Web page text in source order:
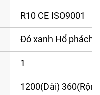
R10 CE ISO9001
Đỏ xanh Hổ phách
1
1200(Dài)